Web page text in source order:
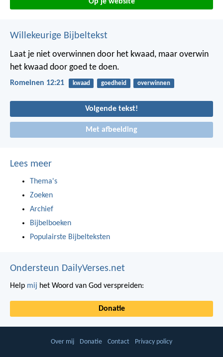
Willekeurige Bijbeltekst
Laat je niet overwinnen door het kwaad, maar overwin
het kwaad door goed te doen.
Romeinen 12:21 kwaad goedheid overwinnen
Volgende tekst!
Met afbeelding
Lees meer
Thema's
Zoeken
Archief
Bijbelboeken
Populairste Bijbelteksten
Ondersteun DailyVerses.net
Help mij het Woord van God verspreiden:
Donatie
Over mij Donatie Contact Privacy policy